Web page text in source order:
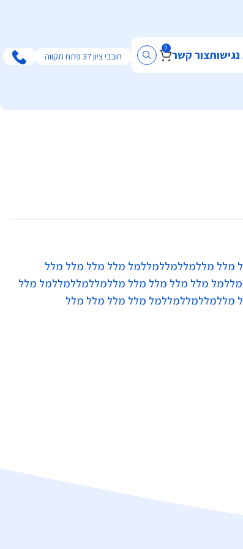
צור קשר 0
חובבי ציון 37 פתח תקווה
מלל מללמללמללמללמל מלל מלל מלל מלל
מלל מלל מלל מלל מללמללמללמללמל מלל
מללמללמללמללמל מלל מלל מלל מלל